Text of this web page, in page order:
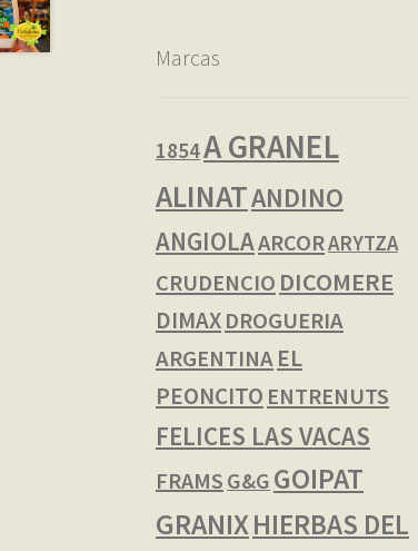
Marcas
1854A GRANEL
ALINATANDINO
ANGIOLAARCORARYTZA
CRUDENCIO DICOMERE
DIMAXDROGUERIA
ARGENTINAEL
PEONCITO ENTRENUTS
FELICES LAS VACAS
FRAMS G&G GOIPAT
GRANIXHIERBAS DEL